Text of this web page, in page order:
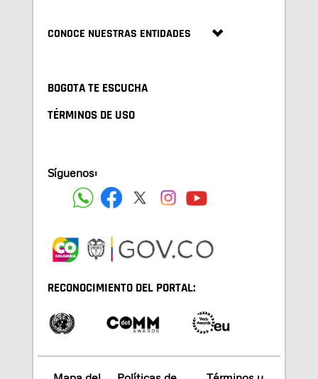
CONOCE NUESTRAS ENTIDADES
BOGOTA TE ESCUCHA
TÉRMINOS DE USO
Síguenos:
RECONOCIMIENTO DEL PORTAL: